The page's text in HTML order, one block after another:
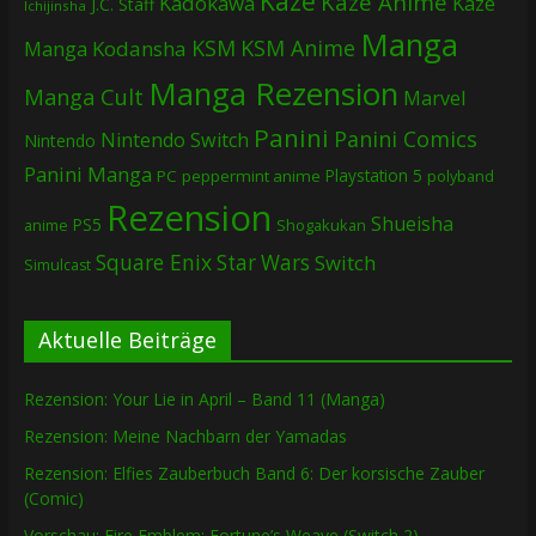
Ichijinsha J.C. Staff
Manga Kodansha KSM KSM Anime Manga
Manga Cult Manga Rezension Marvel
Nintendo Nintendo Switch Panini Panini Comics
Panini Manga PC peppermint anime Playstation 5 polyband
anime PS5 Rezension Shogakukan Shueisha
Simulcast Square EnixStar Wars Switch
Aktuelle Beiträge
Rezension: Your Lie in April – Band 11 (Manga)
Rezension: Meine Nachbarn der Yamadas
Rezension: Elfies Zauberbuch Band 6: Der korsische Zauber
(Comic)